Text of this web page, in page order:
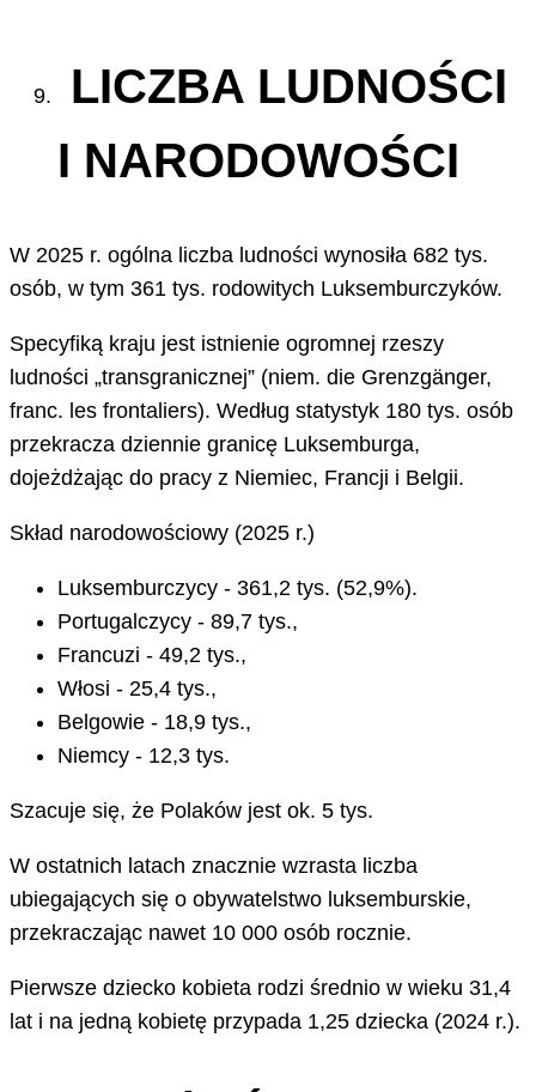
LICZBA LUDNOŚCI
I NARODOWOŚCI
W 2025 r. ogólna liczba ludności wynosiła 682 tys.
osób, w tym 361 tys. rodowitych Luksemburczyków.
Specyfiką kraju jest istnienie ogromnej rzeszy
ludności „transgranicznej” (niem. die Grenzgänger,
franc. les frontaliers). Według statystyk 180 tys. osób
przekracza dziennie granicę Luksemburga,
dojeżdżając do pracy z Niemiec, Francji i Belgii.
Skład narodowościowy (2025 r.)
Luksemburczycy - 361,2 tys. (52,9%).
Portugalczycy - 89,7 tys.,
Francuzi - 49,2 tys.,
Włosi - 25,4 tys.,
Belgowie - 18,9 tys.,
Niemcy - 12,3 tys.
Szacuje się, że Polaków jest ok. 5 tys.
W ostatnich latach znacznie wzrasta liczba
ubiegających się o obywatelstwo luksemburskie,
przekraczając nawet 10 000 osób rocznie.
Pierwsze dziecko kobieta rodzi średnio w wieku 31,4
lat i na jedną kobietę przypada 1,25 dziecka (2024 r.).